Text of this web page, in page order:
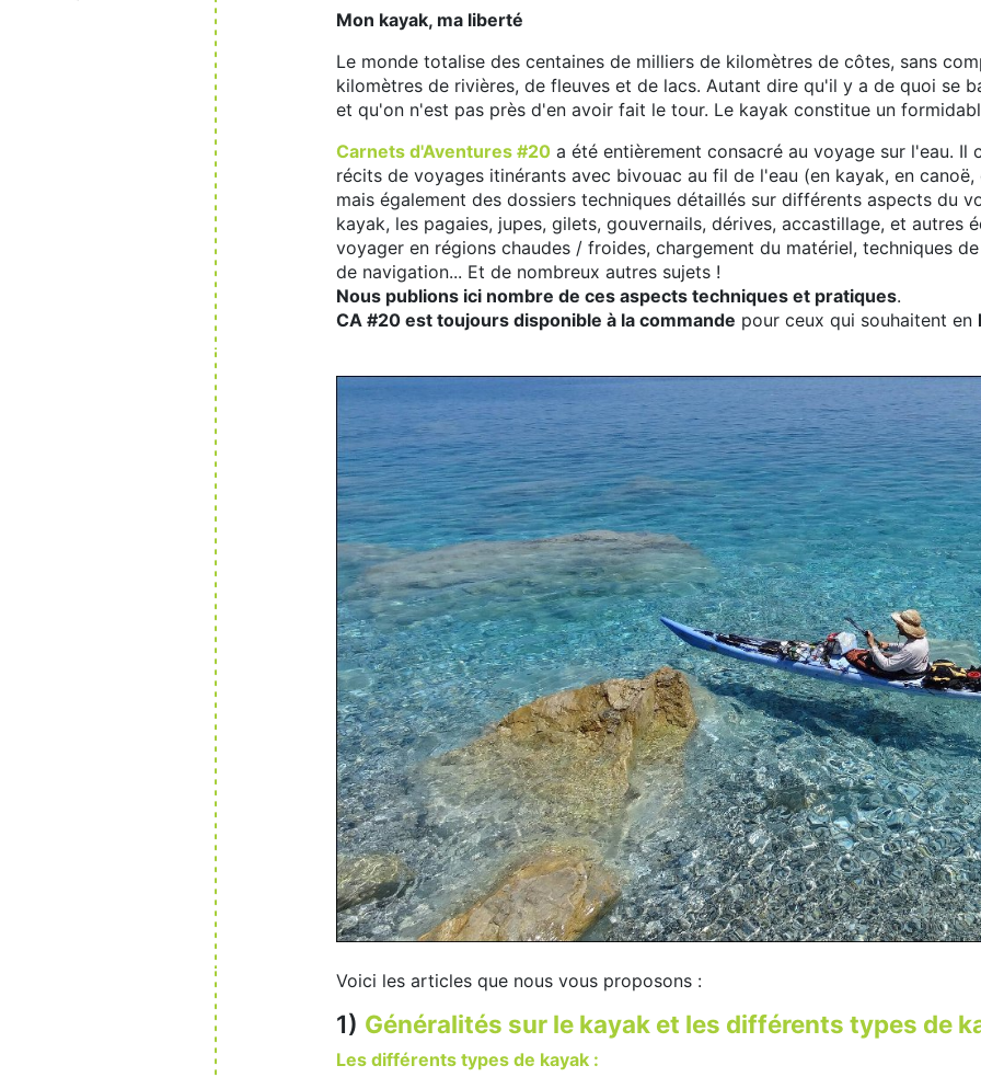
Mon kayak, ma liberté
Le monde totalise des centaines de milliers de kilomètres de côtes, sans
kilomètres de rivières, de fleuves et de lacs. Autant dire qu'il y a de quoi se
et qu'on n'est pas près d'en avoir fait le tour. Le kayak constitue un
Carnets d'Aventures #20 a été entièrement consacré au voyage sur l'eau. Il
récits de voyages itinérants avec bivouac au fil de l'eau (en kayak, en canoë,
mais également des dossiers techniques détaillés sur différents aspects du
kayak, les pagaies, jupes, gilets, gouvernails, dérives, accastillage, et autres
voyager en régions chaudes / froides, chargement du matériel, techniques
de navigation... Et de nombreux autres sujets !
Nous publions ici nombre de ces aspects techniques et pratiques.
CA #20 est toujours disponible à la commande pour ceux qui souhaitent en
Voici les articles que nous vous proposons :
1) Généralités sur le kayak et les différents types de
Les différents types de kayak :